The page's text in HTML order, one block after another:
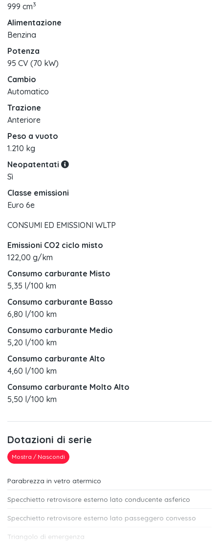
999 cm3
Alimentazione
Benzina
Potenza
95 CV (70 kW)
Cambio
Automatico
Trazione
Anteriore
Peso a vuoto
1.210 kg
Neopatentati
Sì
Classe emissioni
Euro 6e
CONSUMI ED EMISSIONI WLTP
Emissioni CO2 ciclo misto
122,00 g/km
Consumo carburante Misto
5,35 l/100 km
Consumo carburante Basso
6,80 l/100 km
Consumo carburante Medio
5,20 l/100 km
Consumo carburante Alto
4,60 l/100 km
Consumo carburante Molto Alto
5,50 l/100 km
Dotazioni di serie
Mostra / Nascondi
Parabrezza in vetro atermico
Specchietto retrovisore esterno lato conducente asferico
Specchietto retrovisore esterno lato passeggero convesso
Triangolo di emergenza